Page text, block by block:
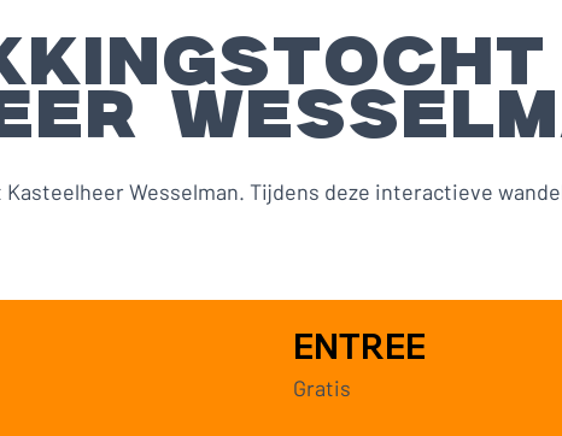
Wesselman. Tijdens deze interactieve
ENTREE
Gratis